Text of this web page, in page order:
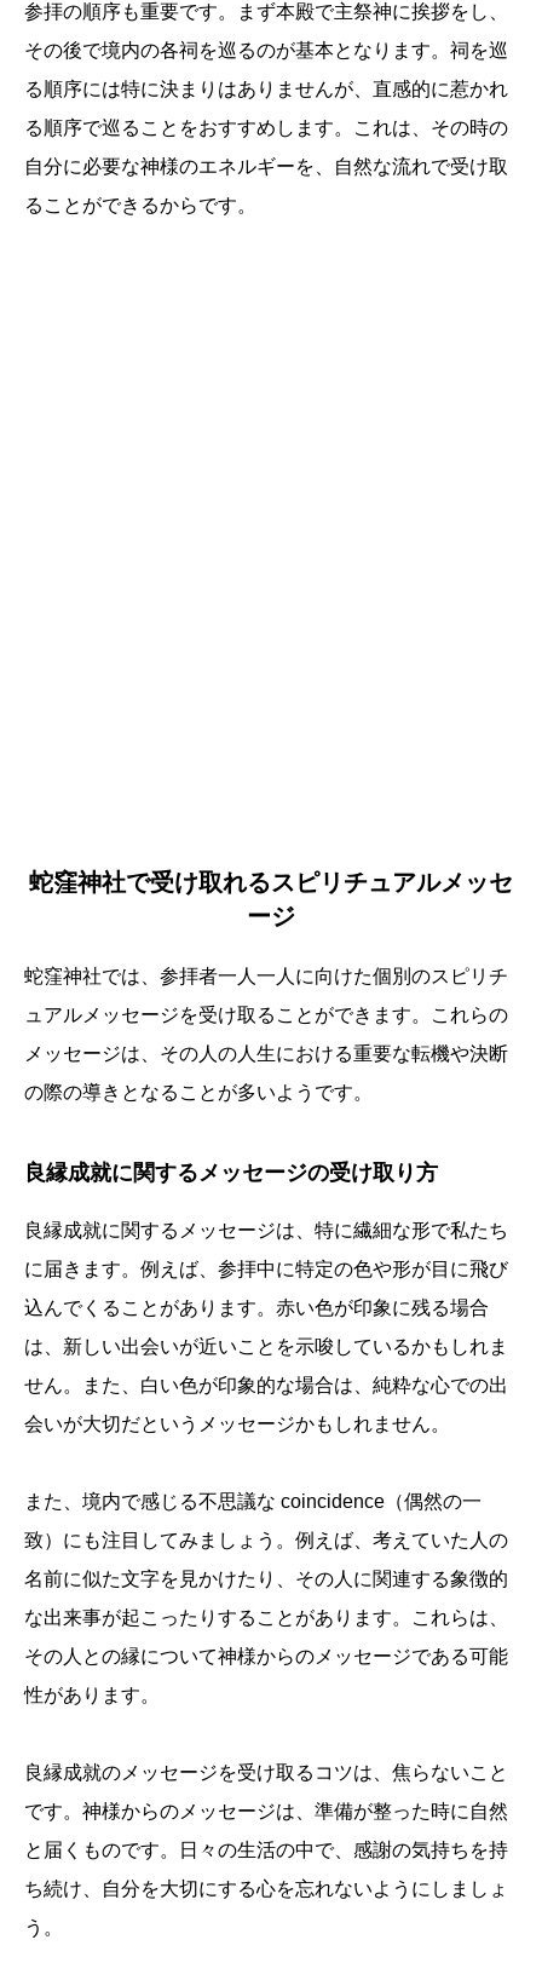
参拝の順序も重要です。まず本殿で主祭神に挨拶をし、
その後で境内の各祠を巡るのが基本となります。祠を巡
る順序には特に決まりはありませんが、直感的に惹かれ
る順序で巡ることをおすすめします。これは、その時の
自分に必要な神様のエネルギーを、自然な流れで受け取
ることができるからです。
蛇窪神社で受け取れるスピリチュアルメッセ
ージ
蛇窪神社では、参拝者一人一人に向けた個別のスピリチ
ュアルメッセージを受け取ることができます。これらの
メッセージは、その人の人生における重要な転機や決断
の際の導きとなることが多いようです。
良縁成就に関するメッセージの受け取り方
良縁成就に関するメッセージは、特に繊細な形で私たち
に届きます。例えば、参拝中に特定の色や形が目に飛び
込んでくることがあります。赤い色が印象に残る場合
は、新しい出会いが近いことを示唆しているかもしれま
せん。また、白い色が印象的な場合は、純粋な心での出
会いが大切だというメッセージかもしれません。
また、境内で感じる不思議な coincidence（偶然の一
致）にも注目してみましょう。例えば、考えていた人の
名前に似た文字を見かけたり、その人に関連する象徴的
な出来事が起こったりすることがあります。これらは、
その人との縁について神様からのメッセージである可能
性があります。
良縁成就のメッセージを受け取るコツは、焦らないこと
です。神様からのメッセージは、準備が整った時に自然
と届くものです。日々の生活の中で、感謝の気持ちを持
ち続け、自分を大切にする心を忘れないようにしましょ
う。